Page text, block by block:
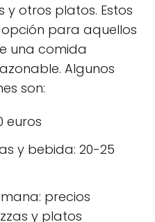
y otros platos. Estos
para aquellos
una comida
Algunos
son:
euros
y bebida: 20-25
precios
y platos